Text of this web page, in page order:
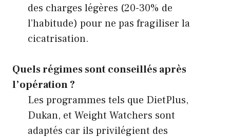
des charges légères (20-30% de
l’habitude) pour ne pas fragiliser la
cicatrisation.
Quels régimes sont conseillés après
l’opération ?
Les programmes tels que DietPlus,
Dukan, et Weight Watchers sont
adaptés car ils privilégient des